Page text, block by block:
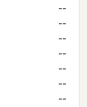
--
--
--
--
--
--
--